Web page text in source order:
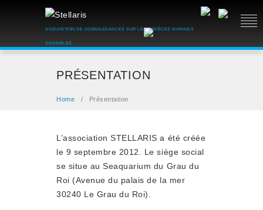
ACQUISITION DE CONNAISSANCES SUR LES ESPÈCES MARINES
SENSIBLES
PRÉSENTATION
Home / Présentation
L’association STELLARIS a été créée
le 9 septembre 2012. Le siège social
se situe au Seaquarium du Grau du
Roi (Avenue du palais de la mer
30240 Le Grau du Roi).